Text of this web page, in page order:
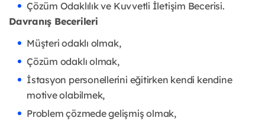
Çözüm Odaklılık ve Kuvvetli İletişim Becerisi.
Davranış Becerileri
Müşteri odaklı olmak,
Çözüm odaklı olmak,
İstasyon personellerini eğitirken kendi kendine
motive olabilmek,
Problem çözmede gelişmiş olmak,